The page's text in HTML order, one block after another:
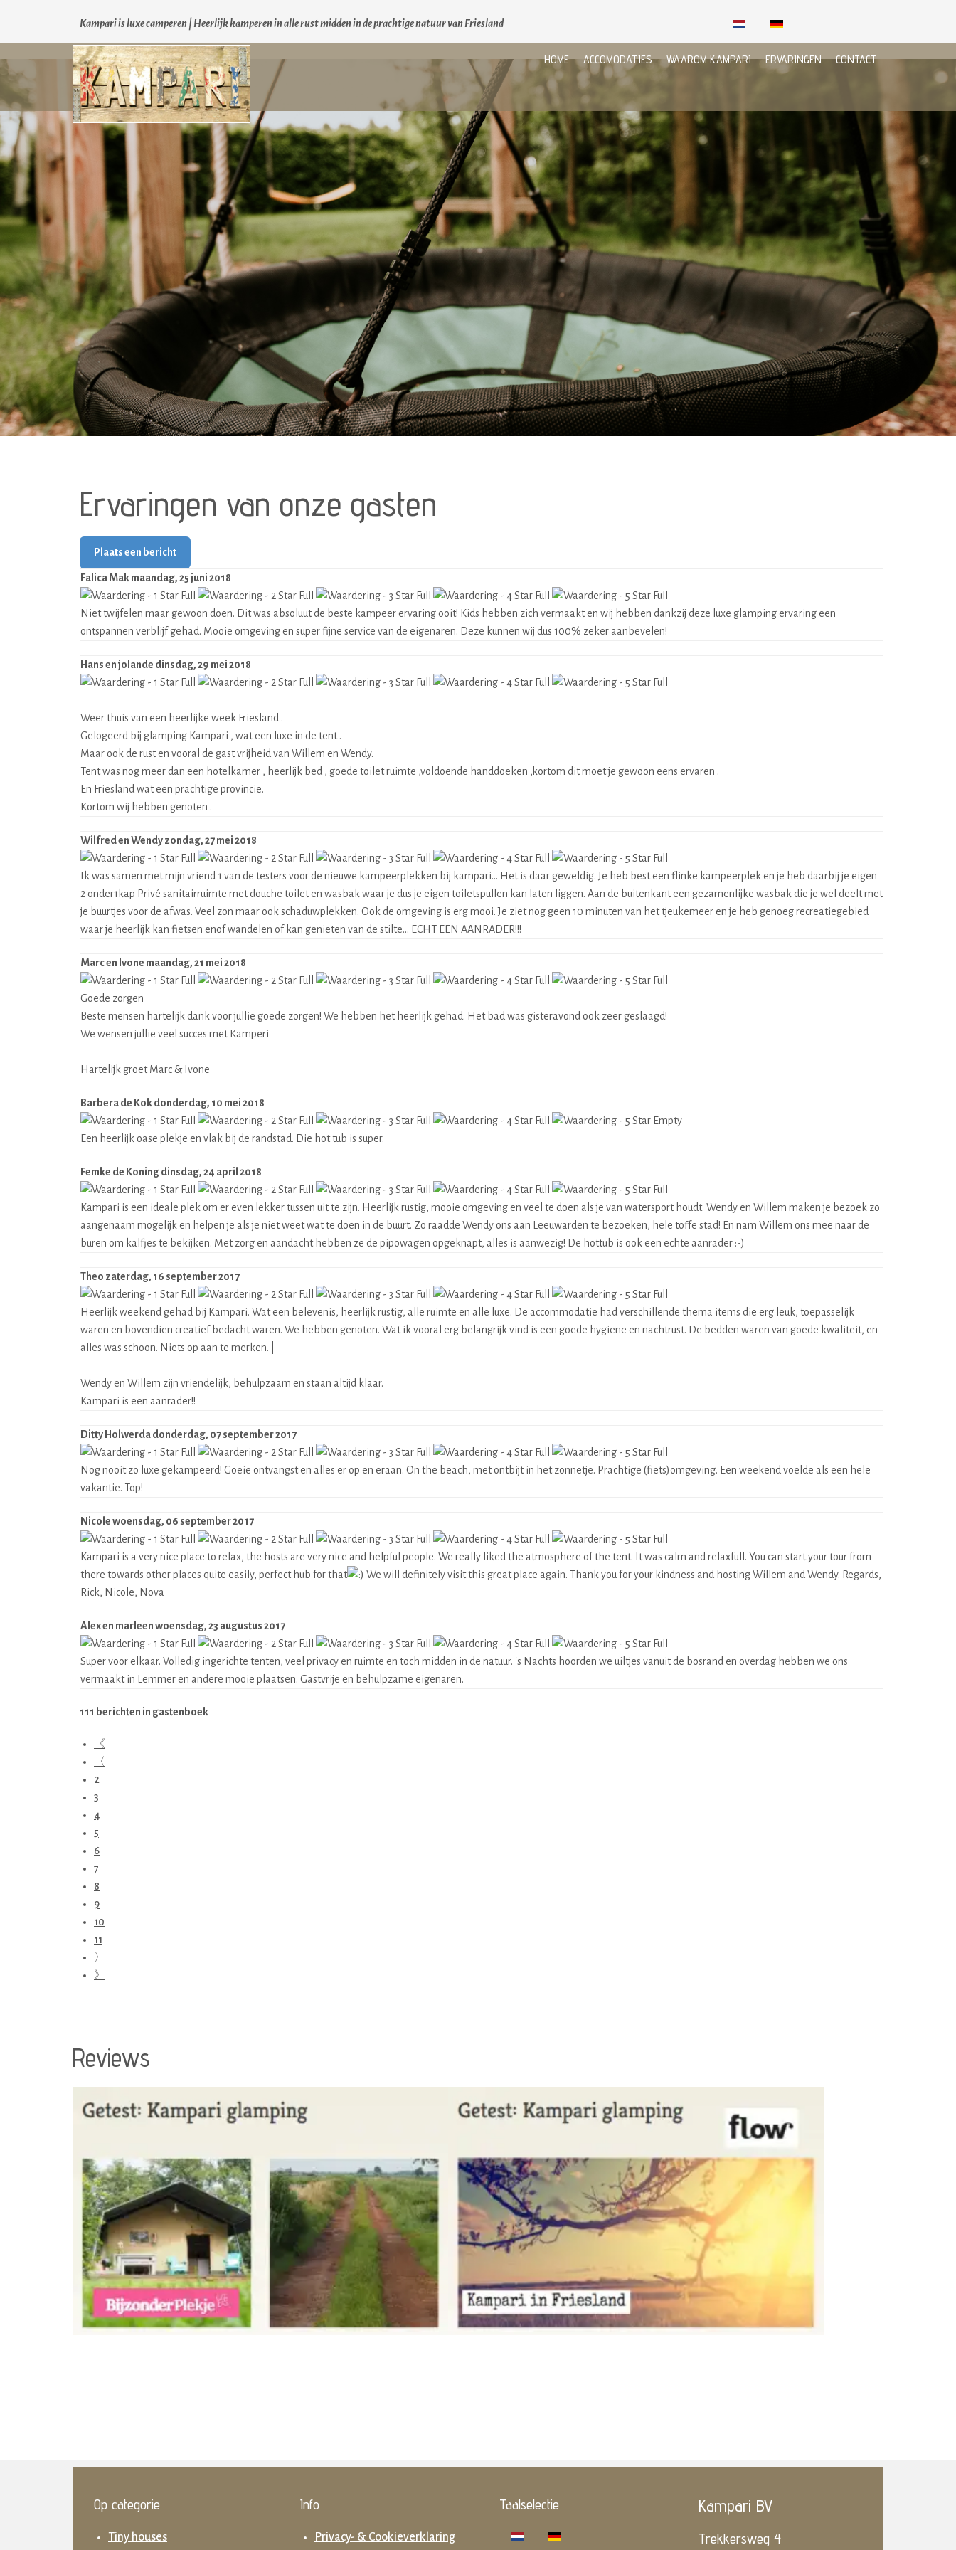
Kampari is luxe camperen | Heerlijk kamperen in alle rust midden in de prachtige natuur van Friesland
HOME ACCOMODATIES WAAROM KAMPARI ERVARINGEN CONTACT
Ervaringen van onze gasten
Plaats een bericht
Falica Makmaandag, 25 juni 2018
Niet twijfelen maar gewoon doen. Dit was absoluut de beste kampeer ervaring ooit! Kids hebben zich vermaakt en wij hebben dankzij deze luxe glamping ervaring een
ontspannen verblijf gehad. Mooie omgeving en super fijne service van de eigenaren. Deze kunnen wij dus 100% zeker aanbevelen!
Hans en jolande dinsdag, 29 mei 2018
Weer thuis van een heerlijke week Friesland .
Gelogeerd bij glamping Kampari , wat een luxe in de tent .
Maar ook de rust en vooral de gast vrijheid van Willem en Wendy.
Tent was nog meer dan een hotelkamer , heerlijk bed , goede toilet ruimte ,voldoende handdoeken ,kortom dit moet je gewoon eens ervaren .
En Friesland wat een prachtige provincie.
Kortom wij hebben genoten .
Wilfred en Wendyzondag, 27 mei 2018
Ik was samen met mijn vriend 1 van de testers voor de nieuwe kampeerplekken bij kampari... Het is daar geweldig. Je heb best een flinke kampeerplek en je heb daarbij je eigen
2 onder1kap Privé sanitairruimte met douche toilet en wasbak waar je dus je eigen toiletspullen kan laten liggen. Aan de buitenkant een gezamenlijke wasbak die je wel deelt met
je buurtjes voor de afwas. Veel zon maar ook schaduwplekken. Ook de omgeving is erg mooi. Je ziet nog geen 10 minuten van het tjeukemeer en je heb genoeg recreatiegebied
waar je heerlijk kan fietsen enof wandelen of kan genieten van de stilte... ECHT EEN AANRADER!!!
Marc en Ivone maandag, 21 mei 2018
Goede zorgen
Beste mensen hartelijk dank voor jullie goede zorgen! We hebben het heerlijk gehad. Het bad was gisteravond ook zeer geslaagd!
We wensen jullie veel succes met Kamperi
Hartelijk groet Marc & Ivone
Barbera de Kokdonderdag, 10 mei 2018
Een heerlijk oase plekje en vlak bij de randstad. Die hot tub is super.
Femke de Koningdinsdag, 24 april 2018
Kampari is een ideale plek om er even lekker tussen uit te zijn. Heerlijk rustig, mooie omgeving en veel te doen als je van watersport houdt. Wendy en Willem maken je bezoek zo
aangenaam mogelijk en helpen je als je niet weet wat te doen in de buurt. Zo raadde Wendy ons aan Leeuwarden te bezoeken, hele toffe stad! En nam Willem ons mee naar de
buren om kalfjes te bekijken. Met zorg en aandacht hebben ze de pipowagen opgeknapt, alles is aanwezig! De hottub is ook een echte aanrader :-)
Theo zaterdag, 16 september 2017
Heerlijk weekend gehad bij Kampari. Wat een belevenis, heerlijk rustig, alle ruimte en alle luxe. De accommodatie had verschillende thema items die erg leuk, toepasselijk
waren en bovendien creatief bedacht waren. We hebben genoten. Wat ik vooral erg belangrijk vind is een goede hygiëne en nachtrust. De bedden waren van goede kwaliteit, en
alles was schoon. Niets op aan te merken. |
Wendy en Willem zijn vriendelijk, behulpzaam en staan altijd klaar.
Kampari is een aanrader!!
Ditty Holwerdadonderdag, 07 september 2017
Nog nooit zo luxe gekampeerd! Goeie ontvangst en alles er op en eraan. On the beach, met ontbijt in het zonnetje. Prachtige (fiets)omgeving. Een weekend voelde als een hele
vakantie. Top!
Nicolewoensdag, 06 september 2017
Kampari is a very nice place to relax, the hosts are very nice and helpful people. We really liked the atmosphere of the tent. It was calm and relaxfull. You can start your tour from
there towards other places quite easily, perfect hub for that
We will definitely visit this great place again. Thank you for your kindness and hosting Willem and Wendy. Regards,
Rick, Nicole, Nova
Alex en marleenwoensdag, 23 augustus 2017
Super voor elkaar. Volledig ingerichte tenten, veel privacy en ruimte en toch midden in de natuur. 's Nachts hoorden we uiltjes vanuit de bosrand en overdag hebben we ons
vermaakt in Lemmer en andere mooie plaatsen. Gastvrije en behulpzame eigenaren.
111 berichten in gastenboek
《
〈
2
3
4
5
6
7
8
9
10
11
〉
》
Reviews
Op categorie
Tiny houses
Info
Privacy- & Cookieverklaring
Taalselectie Kampari BV
Trekkersweg 4